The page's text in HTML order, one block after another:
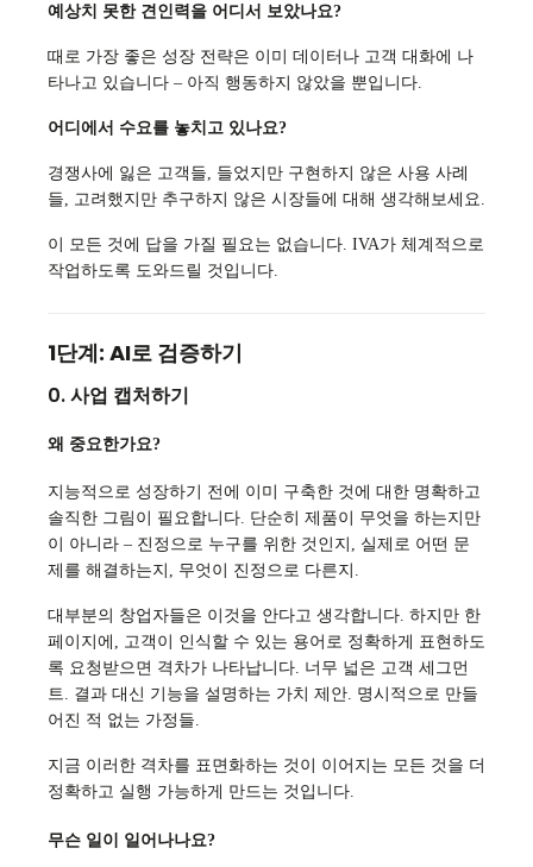
예상치 못한 견인력을 어디서 보았나요?
때로 가장 좋은 성장 전략은 이미 데이터나 고객 대화에 나
타나고 있습니다 – 아직 행동하지 않았을 뿐입니다.
어디에서 수요를 놓치고 있나요?
경쟁사에 잃은 고객들, 들었지만 구현하지 않은 사용 사례
들, 고려했지만 추구하지 않은 시장들에 대해 생각해보세요.
이 모든 것에 답을 가질 필요는 없습니다. IVA가 체계적으로
작업하도록 도와드릴 것입니다.
1단계: AI로 검증하기
0. 사업 캡처하기
왜 중요한가요?
지능적으로 성장하기 전에 이미 구축한 것에 대한 명확하고
솔직한 그림이 필요합니다. 단순히 제품이 무엇을 하는지만
이 아니라 – 진정으로 누구를 위한 것인지, 실제로 어떤 문
제를 해결하는지, 무엇이 진정으로 다른지.
대부분의 창업자들은 이것을 안다고 생각합니다. 하지만 한
페이지에, 고객이 인식할 수 있는 용어로 정확하게 표현하도
록 요청받으면 격차가 나타납니다. 너무 넓은 고객 세그먼
트. 결과 대신 기능을 설명하는 가치 제안. 명시적으로 만들
어진 적 없는 가정들.
지금 이러한 격차를 표면화하는 것이 이어지는 모든 것을 더
정확하고 실행 가능하게 만드는 것입니다.
무슨 일이 일어나나요?